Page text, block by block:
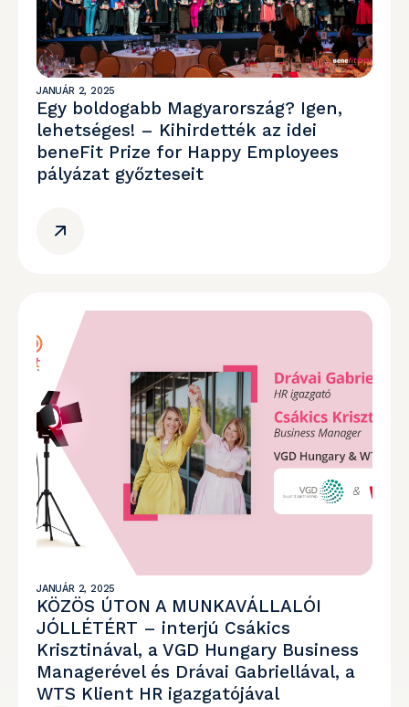
JANUÁR 2, 2025
Egy boldogabb Magyarország? Igen,
lehetséges! – Kihirdették az idei
beneFit Prize for Happy Employees
pályázat győzteseit
JANUÁR 2, 2025
KÖZÖS ÚTON A MUNKAVÁLLALÓI
JÓLLÉTÉRT – interjú Csákics
Krisztinával, a VGD Hungary Business
Managerével és Drávai Gabriellával, a
WTS Klient HR igazgatójával